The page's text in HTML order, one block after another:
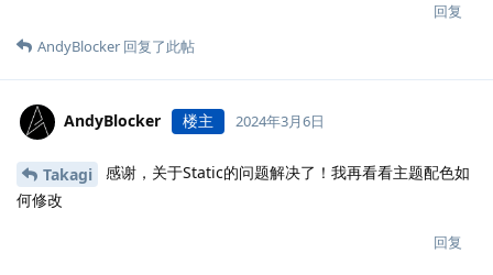
回复
AndyBlocker 回复了此帖
AndyBlocker 楼主 2024年3月6日
Takagi
感谢，关于Static的问题解决了！我再看看主题配色如
何修改
回复